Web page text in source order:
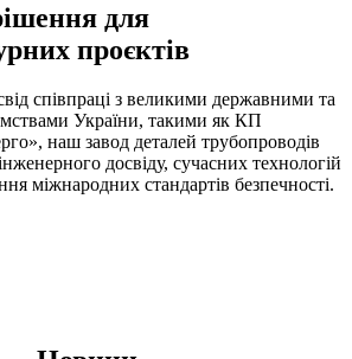
для
проєктів
співпраці з великими державними та
України, такими як КП
наш завод деталей трубопроводів
досвіду, сучасних технологій
міжнародних стандартів безпечності.